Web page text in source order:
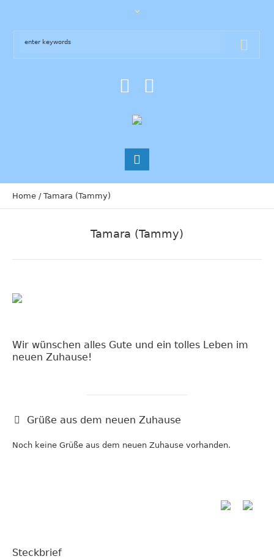
Home / Tamara (Tammy)
Tamara (Tammy)
Wir wünschen alles Gute und ein tolles Leben im
neuen Zuhause!
Grüße aus dem neuen Zuhause
Noch keine Grüße aus dem neuen Zuhause vorhanden.
Steckbrief